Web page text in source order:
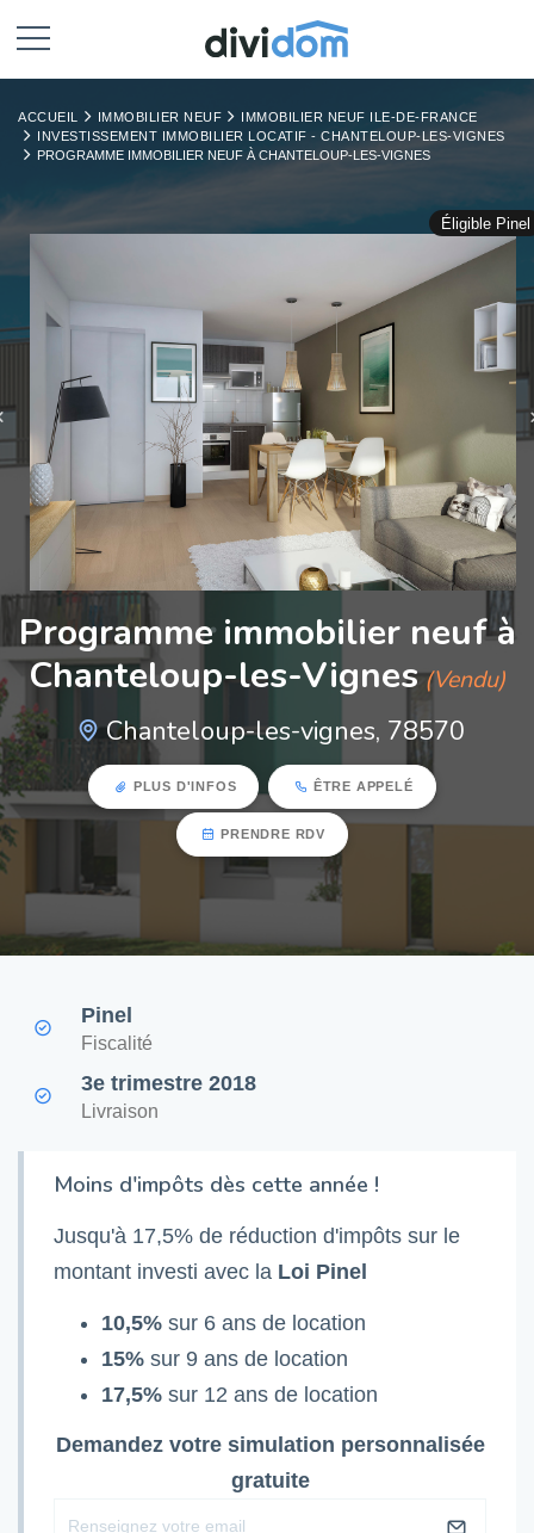
ACCUEIL IMMOBILIER NEUF
IMMOBILIER NEUF ILE-DE-FRANCE
INVESTISSEMENT IMMOBILIER LOCATIF - CHANTELOUP-LES-VIGNES
PROGRAMME IMMOBILIER NEUF À CHANTELOUP-LES-VIGNES
Éligible Pinel
Programme immobilier neuf à
Chanteloup-les-Vignes(Vendu)
Chanteloup-les-vignes, 78570
PLUS D'INFOS ÊTRE APPELÉ
PRENDRE RDV
Pinel
Fiscalité
3e trimestre 2018
Livraison
Moins d'impôts dès cette année !
Jusqu'à 17,5% de réduction d'impôts sur le
montant investi avec la Loi Pinel
10,5% sur 6 ans de location
15% sur 9 ans de location
17,5% sur 12 ans de location
Demandez votre simulation personnalisée
gratuite